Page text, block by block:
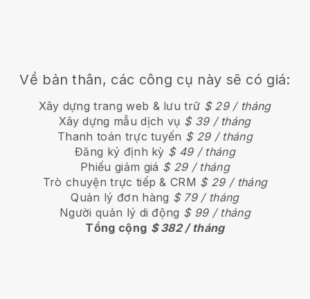
Về bản thân, các công cụ này sẽ có giá:
Xây dựng trang web & lưu trữ $ 29 / tháng
Xây dựng mẫu dịch vụ $ 39 / tháng
Thanh toán trực tuyến $ 29 / tháng
Đăng ký định kỳ $ 49 / tháng
Phiếu giảm giá $ 29 / tháng
Trò chuyện trực tiếp & CRM $ 29 / tháng
Quản lý đơn hàng $ 79 / tháng
Người quản lý di động $ 99 / tháng
Tổng cộng $ 382 / tháng